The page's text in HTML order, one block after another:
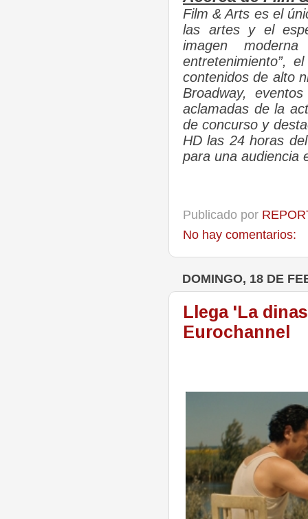
Film & Arts es el
las artes y el
imagen
entretenimiento”,
contenidos de alto
Broadway,
aclamadas de la
de concurso y
HD las 24 horas
para una audiencia
Publicado por
No hay comentarios:
DOMINGO, 18 DE
Llega 'La
Eurochannel